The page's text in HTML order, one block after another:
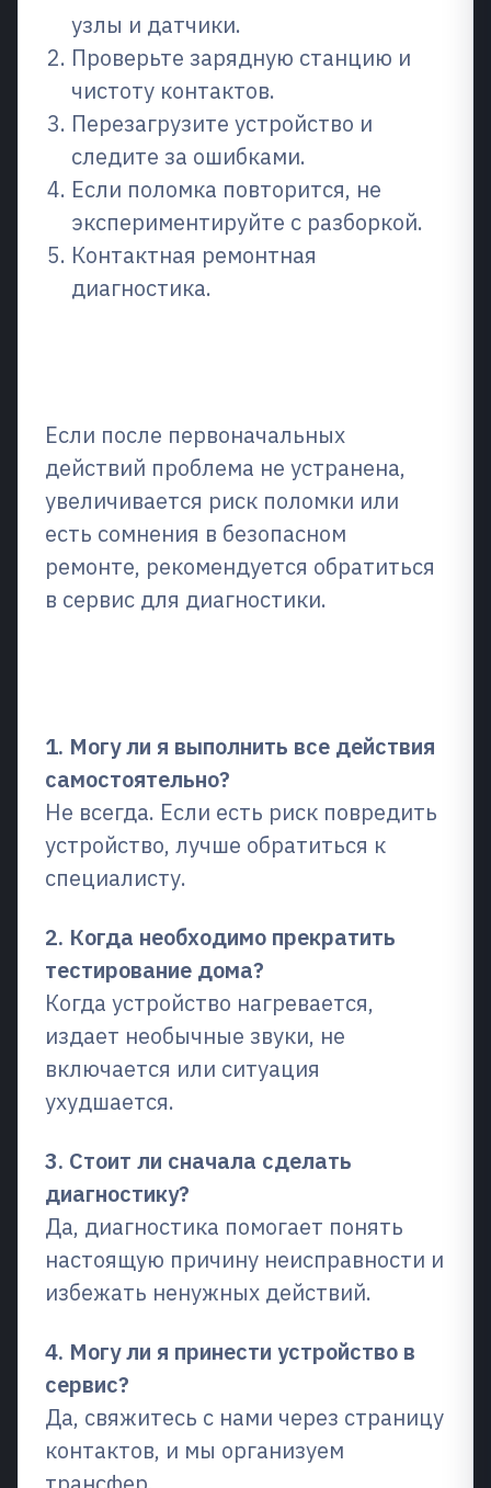
узлы и датчики.
Проверьте зарядную станцию ​​и
чистоту контактов.
Перезагрузите устройство и
следите за ошибками.
Если поломка повторится, не
экспериментируйте с разборкой.
Контактная ремонтная
диагностика.
Если после первоначальных
действий проблема не устранена,
увеличивается риск поломки или
есть сомнения в безопасном
ремонте, рекомендуется обратиться
в сервис для диагностики.
1. Могу ли я выполнить все действия
самостоятельно?
Не всегда. Если есть риск повредить
устройство, лучше обратиться к
специалисту.
2. Когда необходимо прекратить
тестирование дома?
Когда устройство нагревается,
издает необычные звуки, не
включается или ситуация
ухудшается.
3. Стоит ли сначала сделать
диагностику?
Да, диагностика помогает понять
настоящую причину неисправности и
избежать ненужных действий.
4. Могу ли я принести устройство в
сервис?
Да, свяжитесь с нами через страницу
контактов, и мы организуем